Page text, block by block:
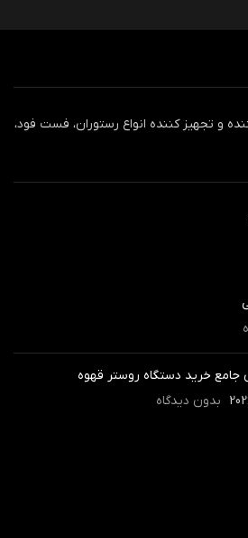
و تجهیز کننده انواع رستوران، فست فود،
جامع خرید دستگاه روستر قهوه
بدون دیدگاه